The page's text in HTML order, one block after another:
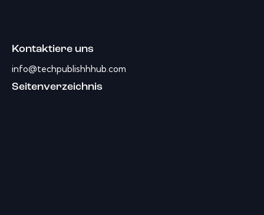
Kontaktiere uns
info@techpublishhhub.com
Seitenverzeichnis